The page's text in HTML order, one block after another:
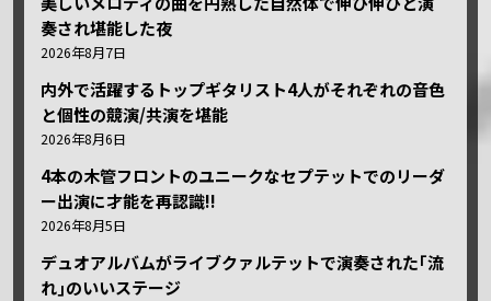
奏され堪能した夜
2026年8月7日
内外で活躍するトップギタリスト4人がそれぞれの音色
と個性の競演/共演を堪能
2026年8月6日
4本の木管フロントのユニークなセプテットでのリーダ
ー出演に才能を再認識!!
2026年8月5日
デュオアルバムがライブクァルテットで演奏された｢流
れ｣のいいステージ